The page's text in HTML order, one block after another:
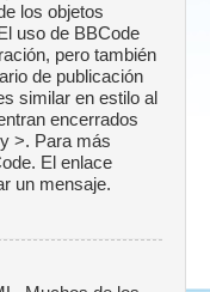
los objetos
uso de BBCode
pero también
de publicación
similar en estilo al
encerrados
>. Para más
El enlace
un mensaje.